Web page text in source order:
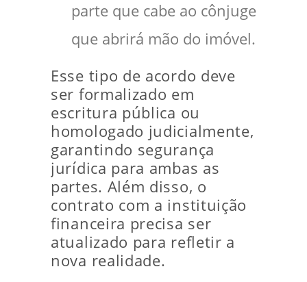
parte que cabe ao cônjuge
que abrirá mão do imóvel.
Esse tipo de acordo deve
ser formalizado em
escritura pública ou
homologado judicialmente,
garantindo segurança
jurídica para ambas as
partes. Além disso, o
contrato com a instituição
financeira precisa ser
atualizado para refletir a
nova realidade.